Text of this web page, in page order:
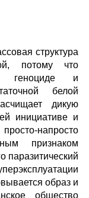
структура
потому что
геноциде и
белой
дикую
инициативе и
напросто
признаком
паразитический
образ и
общество